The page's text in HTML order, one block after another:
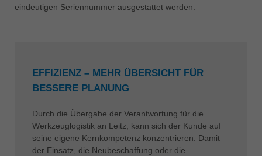
eindeutigen Seriennummer ausgestattet werden.
EFFIZIENZ – MEHR ÜBERSICHT FÜR
BESSERE PLANUNG
Durch die Übergabe der Verantwortung für die
Werkzeuglogistik an Leitz, kann sich der Kunde auf
seine eigene Kernkompetenz konzentrieren. Damit
der Einsatz, die Neubeschaffung oder die